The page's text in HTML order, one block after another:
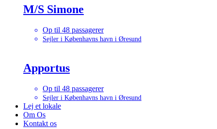
M/S Simone
Op til 48 passagerer
Sejler i Københavns havn i Øresund
Apportus
Op til 48 passagerer
Sejler i Københavns havn i Øresund
Lej et lokale
Om Os
Kontakt os